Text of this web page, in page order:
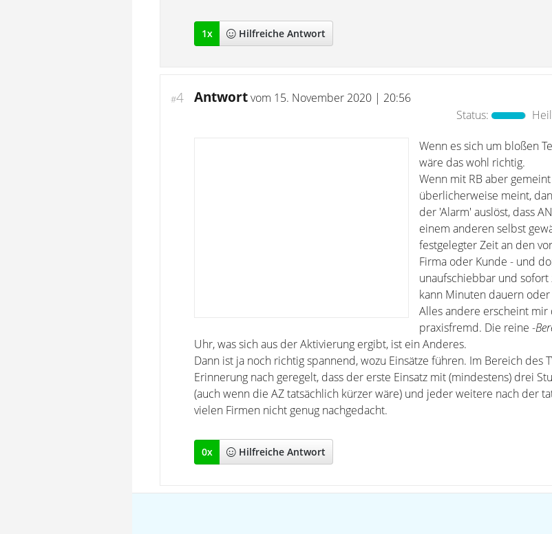
1x Hilfreiche Antwort
#4 Antwortvom 15. November 2020 | 20:56
Status:
Wenn es sich um bloßen
wäre das wohl richtig.
Wenn mit RB aber gemeint
überlicherweise meint,
der 'Alarm' auslöst, dass
einem anderen selbst
festgelegter Zeit an den
Firma oder Kunde - und
unaufschiebbar und sofort
kann Minuten dauern
Alles andere erscheint
praxisfremd. Die reine -
Uhr, was sich aus der Aktivierung ergibt, ist ein Anderes.
Dann ist ja noch richtig spannend, wozu Einsätze führen. Im Bereich des
Erinnerung nach geregelt, dass der erste Einsatz mit (mindestens) drei
(auch wenn die AZ tatsächlich kürzer wäre) und jeder weitere nach der
vielen Firmen nicht genug nachgedacht.
0x Hilfreiche Antwort